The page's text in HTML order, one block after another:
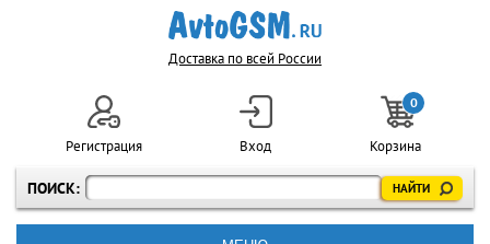
Доставка по всей России
ПОИСК:
Регистрация Вход
0
Корзина